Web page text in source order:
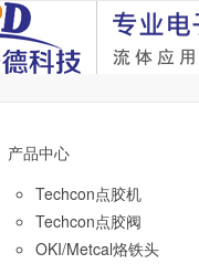
产品中心
Techcon点胶机
Techcon点胶阀
OKI/Metcal烙铁头